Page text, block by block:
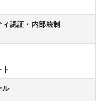
認証・内部統制
ル